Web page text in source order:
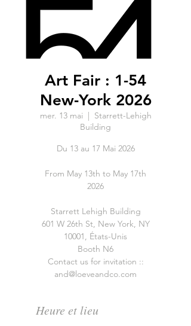
Art Fair : 1-54
New-York 2026
mer. 13 mai
  |
Starrett-Lehigh
Building
Du 13 au 17 Mai 2026
From May 13th to May 17th
2026
Starrett Lehigh Building
601 W 26th St, New York, NY
10001, États-Unis
Booth N6
Contact us for invitation ::
and@loeveandco.com
Heure et lieu